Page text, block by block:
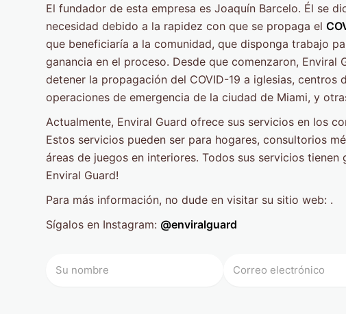
El fundador de esta empresa es Joaquín Barcelo. Él se
necesidad debido a la rapidez con que se propaga el
que beneficiaría a la comunidad, que disponga trabajo
ganancia en el proceso. Desde que comenzaron, Enviral
detener la propagación del COVID-19 a iglesias, centros
operaciones de emergencia de la ciudad de Miami, y
Actualmente, Enviral Guard ofrece sus servicios en los
Estos servicios pueden ser para hogares, consultorios
áreas de juegos en interiores. Todos sus servicios tienen
Enviral Guard!
Para más información, no dude en visitar su sitio web: .
Sígalos en Instagram: @enviralguard